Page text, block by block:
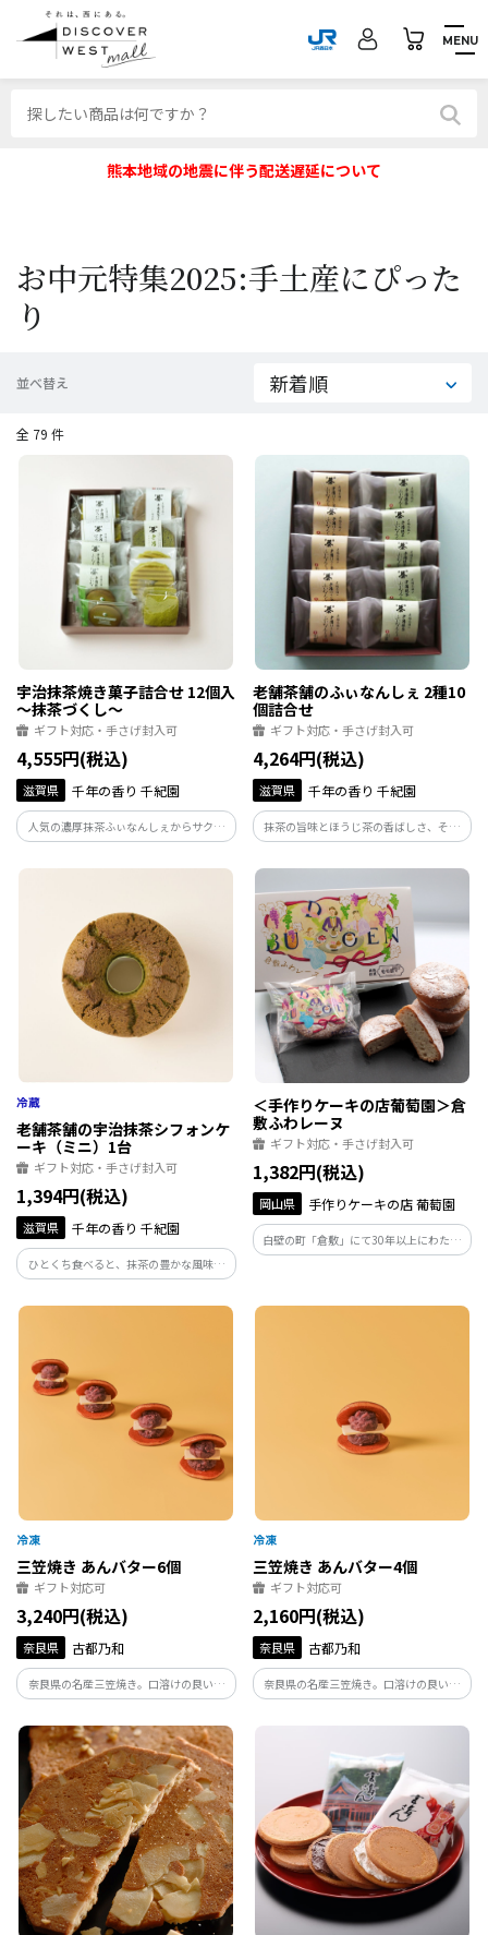
MENU
熊本地域の地震に伴う配送遅延について
お中元特集2025:手土産にぴった
り
並べ替え
全 79 件
宇治抹茶焼き菓子詰合せ 12個入
～抹茶づくし～
ギフト対応・手さげ封入可
4,555円(税込)
滋賀県 千年の香り 千紀園
人気の濃厚抹茶ふぃなんしぇからサクサ
ク抹茶クッキーまで、千紀園の本格宇治
抹茶焼き菓子全種類をお楽しみいただけ
老舗茶舗のふぃなんしぇ 2種10
個詰合せ
ギフト対応・手さげ封入可
4,264円(税込)
滋賀県 千年の香り 千紀園
抹茶の旨味とほうじ茶の香ばしさ、そし
てバターの香りが濃厚に香るしっとり生
地のフィナンシェは、 くつろぎの時間に
ぴったりのスイーツです。
老舗茶舗の宇治抹茶シフォンケ
ーキ（ミニ）1台
ギフト対応・手さげ封入可
1,394円(税込)
滋賀県 千年の香り 千紀園
ひとくち食べると、抹茶の豊かな風味が
広がり、柔らかな生地が溶けるようにな
くなっていきます。 手でちぎってもらう
＜手作りケーキの店葡萄園＞倉
敷ふわレーヌ
ギフト対応・手さげ封入可
1,382円(税込)
岡山県 手作りケーキの店 葡萄園
白壁の町「倉敷」にて30年以上にわたり
愛されてきた老舗洋菓子店＜葡萄園＞に
三笠焼き あんバター6個
ギフト対応可
3,240円(税込)
奈良県 古都乃和
奈良県の名産三笠焼き。口溶けの良い生
地に北海道産十勝あんこと北海道産バタ
ーを合わせた逸品。
三笠焼き あんバター4個
ギフト対応可
2,160円(税込)
奈良県 古都乃和
奈良県の名産三笠焼き。口溶けの良い生
地に北海道産十勝あんこと北海道産バタ
ーを合わせた逸品。